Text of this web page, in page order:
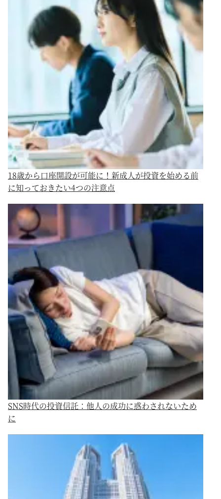
18歳から口座開設が可能に！新成人が投資を始める前
に知っておきたい4つの注意点
SNS時代の投資信託：他人の成功に惑わされないため
に